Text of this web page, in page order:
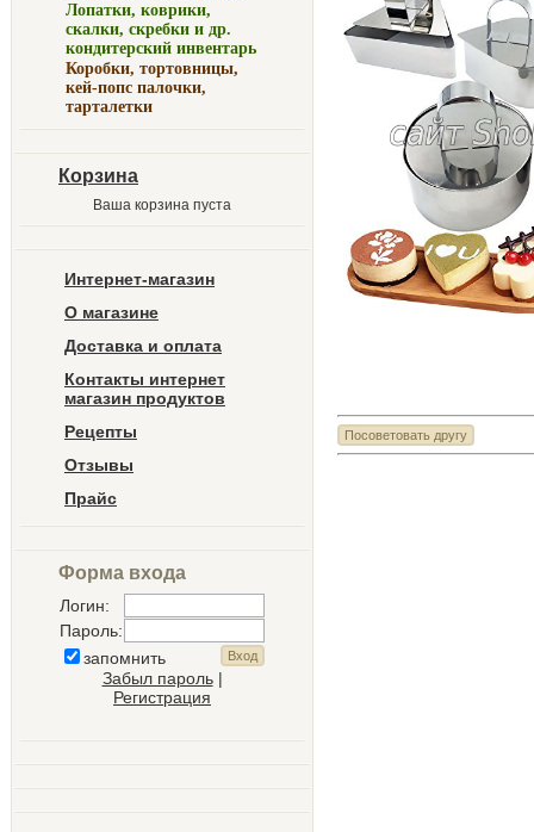
Лопатки, коврики,
скалки, скребки и др.
кондитерский инвентарь
Коробки, тортовницы,
кей-попс палочки,
тарталетки
Корзина
Ваша корзина пуста
Интернет-магазин
О магазине
Доставка и оплата
Контакты интернет
магазин продуктов
Рецепты
Отзывы
Прайс
Форма входа
Логин:
Пароль:
запомнить
Забыл пароль|
Регистрация